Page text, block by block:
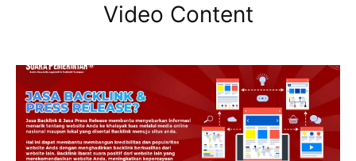
Video Content